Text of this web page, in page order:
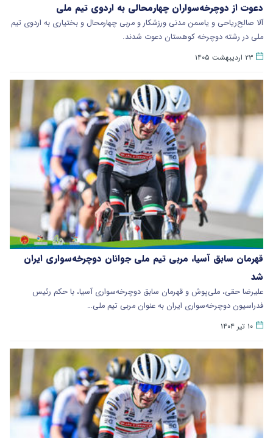
دعوت از دوچرخه‌سواران چهارمحالی به اردوی تیم ملی
آلا صالح‌ریاحی و یاسمن مدنی ورزشکار و مربی چهارمحال و بختیاری به اردوی تیم
ملی در رشته دوچرخه کوهستان دعوت شدند.
۲۳ اردیبهشت ۱۴۰۵
قهرمان سابق آسیا، مربی تیم ملی جوانان دوچرخه‌سواری ایران
شد
علیرضا حقی، ملی‌پوش و قهرمان سابق دوچرخه‌سواری آسیا، با حکم رئیس
فدراسیون دوچرخه‌سواری ایران به عنوان مربی تیم ملی…
۱۰ تیر ۱۴۰۴